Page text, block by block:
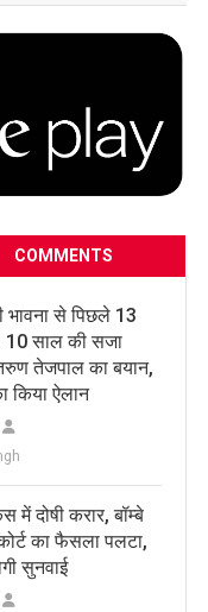
COMMENTS
भावना से पिछले 13
10 साल की सजा
तेजपाल का बयान,
किया ऐलान
दोषी करार, बॉम्बे
का फैसला पलटा,
सुनवाई